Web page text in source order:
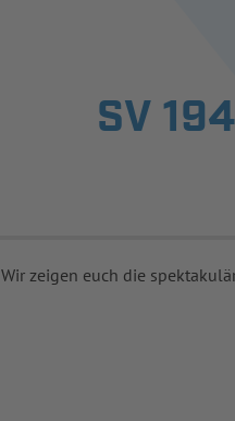
SV
Wir zeigen euch die